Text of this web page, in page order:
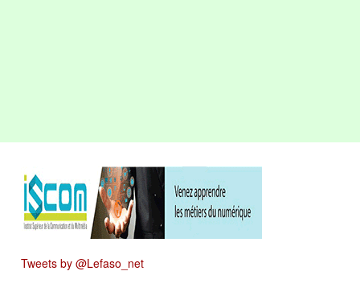
Tweets by @Lefaso_net